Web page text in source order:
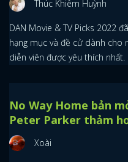
quốc dân, gương
Thúc Khiêm Huỳnh
DAN Movie & TV Picks 2022